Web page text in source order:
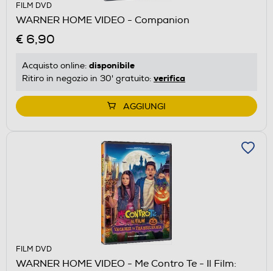
FILM DVD
WARNER HOME VIDEO - Companion
€ 6,90
Acquisto online: disponibile
Ritiro in negozio in 30' gratuito: verifica
AGGIUNGI
FILM DVD
WARNER HOME VIDEO - Me Contro Te - Il Film: